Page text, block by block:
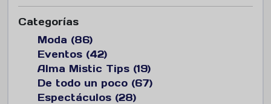
Categorías
Moda (86)
Eventos (42)
Alma Mistic Tips (19)
De todo un poco (67)
Espectáculos (28)